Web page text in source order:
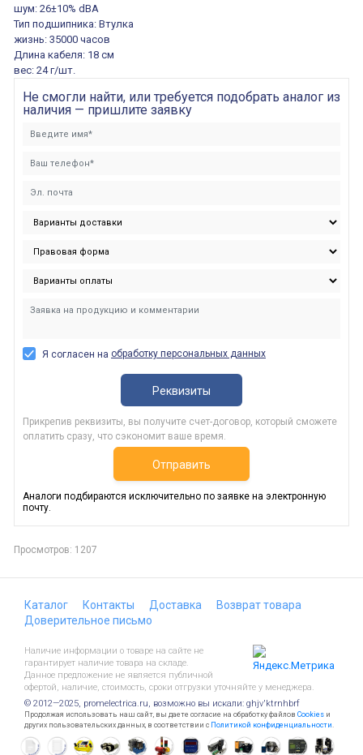
шум: 26±10% dBA
Тип подшипника: Втулка
жизнь: 35000 часов
Длина кабеля: 18 см
вес: 24 г/шт.
Не смогли найти, или требуется подобрать аналог из
наличия — пришлите заявку
Я согласен на обработку персональных данных
Реквизиты
Прикрепив реквизиты, вы получите счет-договор, который сможете
оплатить сразу, что сэкономит ваше время.
Отправить
Аналоги подбираются исключительно по заявке на электронную
почту.
Просмотров: 1207
Каталог Контакты Доставка
Возврат товара
Доверительное письмо
Наличие информации о товаре на сайте не
гарантирует наличие товара на складе.
Данное предложение не является публичной
офертой, наличие, стоимость, сроки отгрузки уточняйте у менеджера.
© 2012—2025, promelectrica.ru, возможно вы искали: ghjv'ktrnhbrf
Продолжая использовать наш сайт, вы даете согласие на обработку файлов Cookies и
других пользовательских данных, в соответствии с Политикой конфиденциальности.